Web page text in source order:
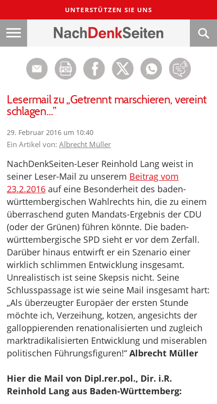
UNTERSTÜTZEN SIE UNS
Lesermail zu „Getrennt marschieren, vereint
schlagen…”
29. Februar 2016 um 10:40
Ein Artikel von: Albrecht Müller
NachDenkSeiten-Leser Reinhold Lang weist in
seiner Leser-Mail zu unserem Beitrag vom
23.2.2016 auf eine Besonderheit des baden-
württembergischen Wahlrechts hin, die zu einem
überraschend guten Mandats-Ergebnis der CDU
(oder der Grünen) führen könnte. Die baden-
württembergische SPD sieht er vor dem Zerfall.
Darüber hinaus entwirft er ein Szenario einer
wirklich schlimmen Entwicklung insgesamt.
Unrealistisch ist seine Skepsis nicht. Seine
Schlusspassage ist wie seine Mail insgesamt hart:
„Als überzeugter Europäer der ersten Stunde
möchte ich, Verzeihung, kotzen, angesichts der
galloppierenden renationalisierten und zugleich
marktradikalisierten Entwicklung und miserablen
politischen Führungsfiguren!“ Albrecht Müller
Hier die Mail von Dipl.rer.pol., Dir. i.R.
Reinhold Lang aus Baden-Württemberg: